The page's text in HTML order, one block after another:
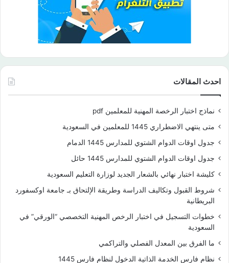
احدث المقالات
نماذج اختبار الرخصة المهنية للمعلمين pdf
متى ينتهي الاضطراري 1445 للمعلمين في السعودية
جدول اوقات الدوام الشتوي للمدارس 1445 الدمام
جدول اوقات الدوام الشتوي للمدارس 1445 حائل
كليشة اختبار نهائي بالشعار الجديد لوزارة التعليم السعودية
شروط القبول وتكاليف الدراسة وطريقة الإلتحاق بـ جامعة اوكسفورد
البريطانية
خطوات التسجيل في اختبار الرخص المهنية التخصصي “الورقي” في
السعودية
ما الفرق بين المعدل الفصلي والتراكمي
نظام فارس الخدمة الذاتية الدخول لنظام فارس 1445